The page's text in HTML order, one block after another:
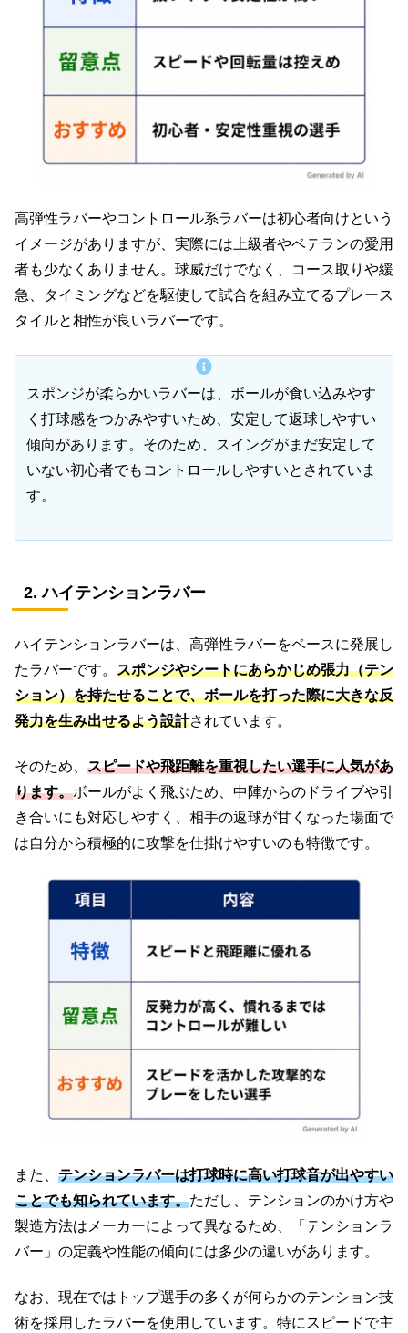
高弾性ラバーやコントロール系ラバーは初心者向けという
イメージがありますが、実際には上級者やベテランの愛用
者も少なくありません。球威だけでなく、コース取りや緩
急、タイミングなどを駆使して試合を組み立てるプレース
タイルと相性が良いラバーです。
スポンジが柔らかいラバーは、ボールが食い込みやす
く打球感をつかみやすいため、安定して返球しやすい
傾向があります。そのため、スイングがまだ安定して
いない初心者でもコントロールしやすいとされていま
す。
2. ハイテンションラバー
ハイテンションラバーは、高弾性ラバーをベースに発展し
たラバーです。 スポンジやシートにあらかじめ張力（テン
ション）を持たせることで、ボールを打った際に大きな反
発力を生み出せるよう設計されています。
そのため、 スピードや飛距離を重視したい選手に人気があ
ります。ボールがよく飛ぶため、中陣からのドライブや引
き合いにも対応しやすく、相手の返球が甘くなった場面で
は自分から積極的に攻撃を仕掛けやすいのも特徴です。
また、 テンションラバーは打球時に高い打球音が出やすい
ことでも知られています。ただし、テンションのかけ方や
製造方法はメーカーによって異なるため、「テンションラ
バー」の定義や性能の傾向には多少の違いがあります。
なお、現在ではトップ選手の多くが何らかのテンション技
術を採用したラバーを使用しています。特にスピードで主